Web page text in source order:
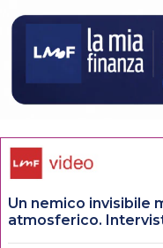
Un nemico invisibile
atmosferico.